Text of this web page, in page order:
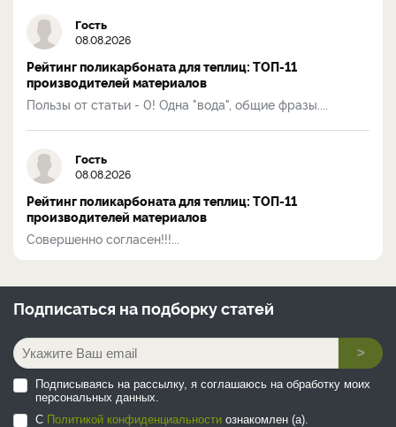
Гость
08.08.2026
Рейтинг поликарбоната для теплиц: ТОП-11
производителей материалов
Пользы от статьи - 0! Одна "вода", общие фразы....
Гость
08.08.2026
Рейтинг поликарбоната для теплиц: ТОП-11
производителей материалов
Совершенно согласен!!!...
Подписаться на подборку статей
>
Подписываясь на рассылку, я соглашаюсь на обработку моих
персональных данных.
С Политикой конфиденциальности ознакомлен (а).